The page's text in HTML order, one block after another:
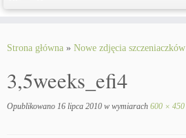
Strona główna » Nowe zdjęcia szczeniaczków
3,5weeks_efi4
Opublikowano 16 lipca 2010 w wymiarach 600 × 450